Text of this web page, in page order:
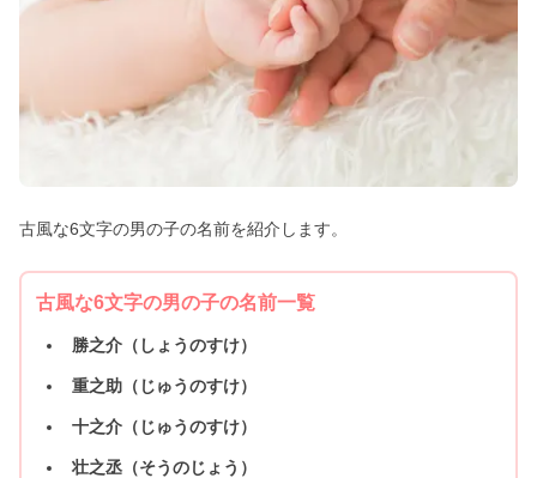
古風な6文字の男の子の名前を紹介します。
古風な6文字の男の子の名前一覧
勝之介（しょうのすけ）
重之助（じゅうのすけ）
十之介（じゅうのすけ）
壮之丞（そうのじょう）